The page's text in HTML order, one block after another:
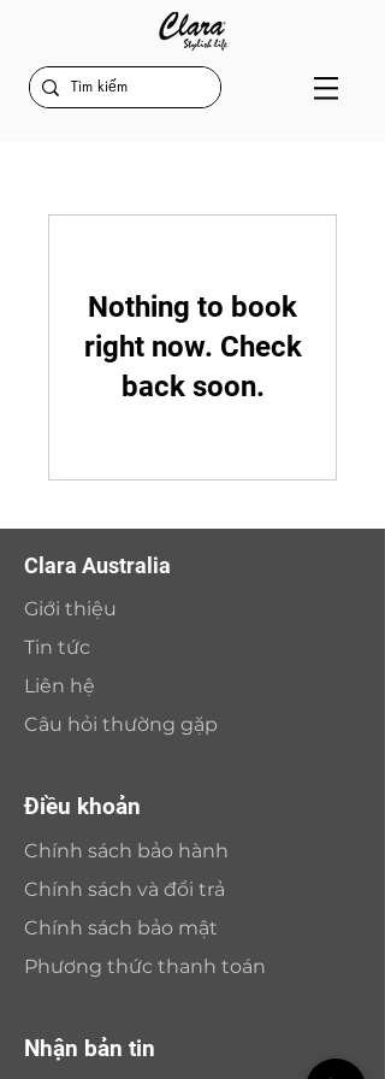
Nothing to book
right now. Check
back soon.
Clara Australia
Giới thiệu
Tin tức
Liên hệ
Câu hỏi thường gặp
Điều khoản
Chính sách bảo hành
Chính sách và đổi trả
Chính sách bảo mật
Phương thức thanh toán
Nhận bản tin